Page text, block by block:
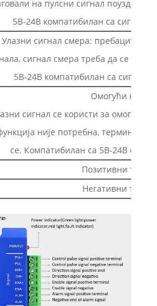
на пулсни сигнал поуздано,
5В-24В компатибилан са
Улазни сигнал смера: пребаците
сигнал смера треба да се
5В-24В компатибилан са
Омогући
сигнал се користи за
није потребна, терминал
се. Компатибилан са 5В-24В
Позитивни
Негативни